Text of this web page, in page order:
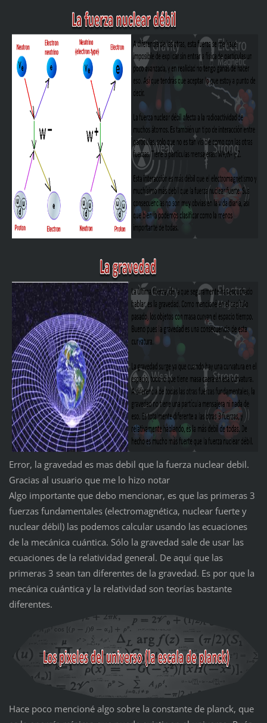
Error, la gravedad es mas debil que la fuerza nuclear debil.
Gracias al usuario que me lo hizo notar
Algo importante que debo mencionar, es que las primeras 3
fuerzas fundamentales (electromagnética, nuclear fuerte y
nuclear débil) las podemos calcular usando las ecuaciones
de la mecánica cuántica. Sólo la gravedad sale de usar las
ecuaciones de la relatividad general. De aquí que las
primeras 3 sean tan diferentes de la gravedad. Es por que la
mecánica cuántica y la relatividad son teorías bastante
diferentes.
Hace poco mencioné algo sobre la constante de planck, que